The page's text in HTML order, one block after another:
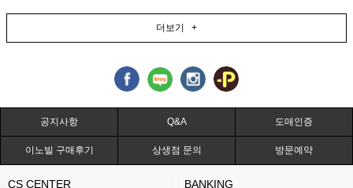
더보기 +
공지사항 Q&A 도매인증
이노빌 구매후기 상생점 문의 방문예약
CS CENTER BANKING